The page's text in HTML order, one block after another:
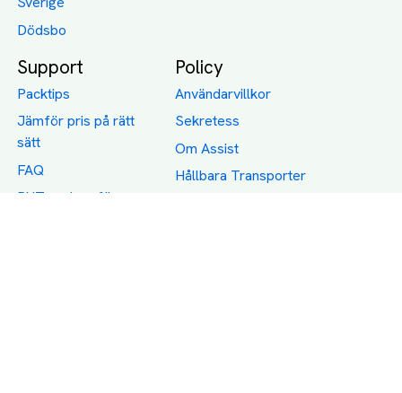
Dödsbo
Support
Packtips
Jämför pris på rätt
sätt
FAQ
RUT-avdrag för
Policy
Användarvillkor
Sekretess
Om Assist
Hållbara Transporter